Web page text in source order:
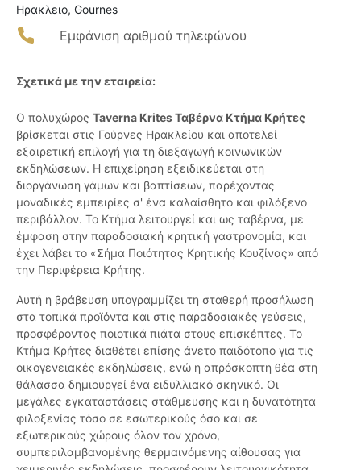
Ηρακλειο, Gournes
Εμφάνιση αριθμού τηλεφώνου
Σχετικά με την εταιρεία:
Ο πολυχώρος Taverna Krites Ταβέρνα Κτήμα Κρήτες
βρίσκεται στις Γούρνες Ηρακλείου και αποτελεί
εξαιρετική επιλογή για τη διεξαγωγή κοινωνικών
εκδηλώσεων. Η επιχείρηση εξειδικεύεται στη
διοργάνωση γάμων και βαπτίσεων, παρέχοντας
μοναδικές εμπειρίες σ' ένα καλαίσθητο και φιλόξενο
περιβάλλον. Το Κτήμα λειτουργεί και ως ταβέρνα, με
έμφαση στην παραδοσιακή κρητική γαστρονομία, και
έχει λάβει το «Σήμα Ποιότητας Κρητικής Κουζίνας» από
την Περιφέρεια Κρήτης.
Αυτή η βράβευση υπογραμμίζει τη σταθερή προσήλωση
στα τοπικά προϊόντα και στις παραδοσιακές γεύσεις,
προσφέροντας ποιοτικά πιάτα στους επισκέπτες. Το
Κτήμα Κρήτες διαθέτει επίσης άνετο παιδότοπο για τις
οικογενειακές εκδηλώσεις, ενώ η απρόσκοπτη θέα στη
θάλασσα δημιουργεί ένα ειδυλλιακό σκηνικό. Οι
μεγάλες εγκαταστάσεις στάθμευσης και η δυνατότητα
φιλοξενίας τόσο σε εσωτερικούς όσο και σε
εξωτερικούς χώρους όλον τον χρόνο,
συμπεριλαμβανομένης θερμαινόμενης αίθουσας για